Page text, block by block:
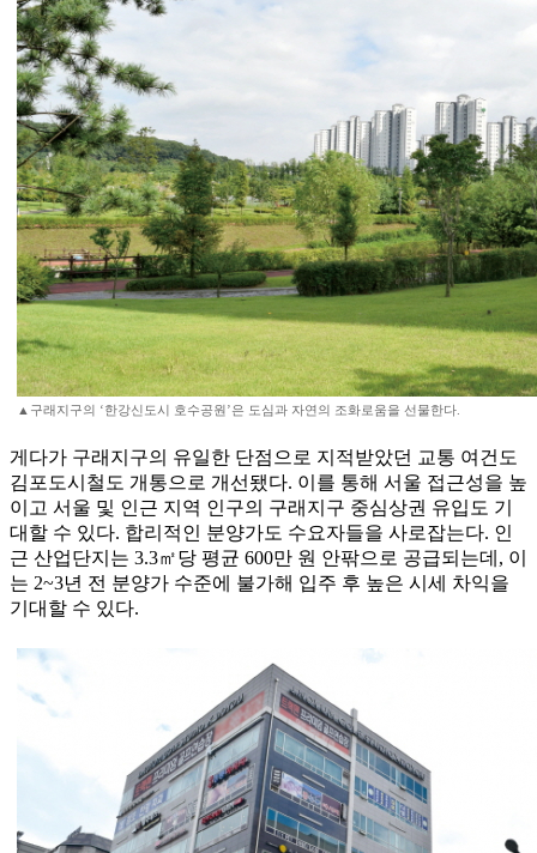
▲구래지구의 ‘한강신도시 호수공원’은 도심과 자연의 조화로움을 선물한다.
게다가 구래지구의 유일한 단점으로 지적받았던 교통 여건도
김포도시철도 개통으로 개선됐다. 이를 통해 서울 접근성을 높
이고 서울 및 인근 지역 인구의 구래지구 중심상권 유입도 기
대할 수 있다. 합리적인 분양가도 수요자들을 사로잡는다. 인
근 산업단지는 3.3㎡당 평균 600만 원 안팎으로 공급되는데, 이
는 2~3년 전 분양가 수준에 불가해 입주 후 높은 시세 차익을
기대할 수 있다.